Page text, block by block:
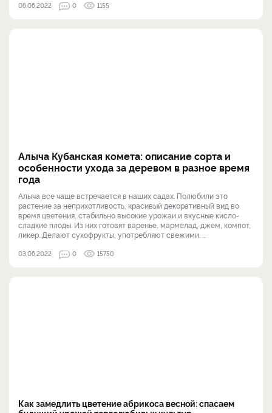
06.06.2022 0 1155
Алыча Кубанская комета: описание сорта и
особенности ухода за деревом в разное время
года
Алыча все чаще встречается в наших садах. Полюбили это
растение за неприхотливость, красивый декоративный вид во
время цветения, стабильно высокие урожаи и вкусные кисло-
сладкие плоды. Из них готовят варенье, мармелад, джем, компот,
ликер. Делают сухофрукты, употребляют свежими. ...
03.06.2022 0 15750
Как замедлить цветение абрикоса весной: спасаем